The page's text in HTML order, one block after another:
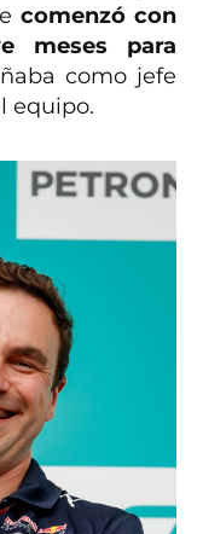
comenzó con
meses para
como jefe
equipo.